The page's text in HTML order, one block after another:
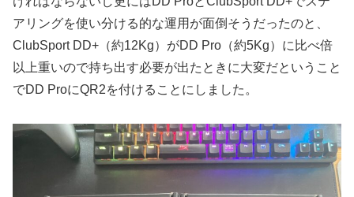
アリングを使い分ける的な運用が面倒そうだったのと、
ClubSport DD+（約12Kg）がDD Pro（約5Kg）に比べ倍
以上重いので持ち出す必要が出たときに大変だということ
でDD ProにQR2を付けることにしました。